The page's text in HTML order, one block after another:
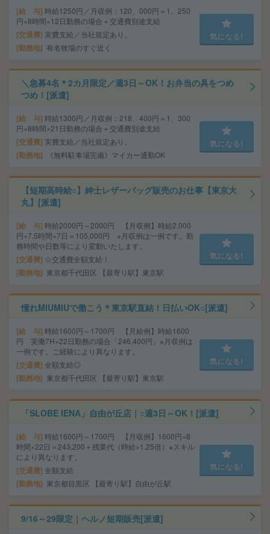
給 与 時給1250円／月収例：120、000円＝1、250
円×8時間×12日勤務の場合＋交通費別途支給
交通費 実費支給／当社規定あり。
勤務地 有名牧場のすぐ近く
気になる!
＼急募4名＊2カ月限定／週3日～OK！お弁当の具をつめ
つめ！[派遣]
給 与 時給1300円／月収例：218、400円＝1、300
円×8時間×21日勤務の場合＋交通費別途支給
交通費 実費支給／当社規定あり。
勤務地 《無料駐車場完備》マイカー通勤OK
気になる!
【短期高時給○】紳士レザーバッグ販売のお仕事【東京大
丸】[派遣]
給 与 時給2000円～2000円 【月収例】時給2,000
円×7.5時間×7日＝105,000円 ※月収例は一例です。勤
務時間や日数等により変動いたします。
交通費 ☆交通費全額支給！
勤務地 東京都千代田区 【最寄り駅】東京駅
気になる!
憧れMIUMIUで働こう＊東京駅直結！日払いOK○[派遣]
給 与 時給1600円～1700円 【月給例】時給1600
円 実働7H×22日勤務の場合「246,400円」※月収例は
一例です。ご経験により異なります。
交通費 全額支給◎
勤務地 東京都千代田区 【最寄り駅】東京駅
気になる!
「SLOBE IENA」自由が丘店｜○週3日～OK！[派遣]
給 与 時給1600円～1700円 【月収例】1600円×8
時間×22日＝243,200＋残業代（時給×1.25倍）※スキル
により異なります。
交通費 全額支給
勤務地 東京都目黒区 【最寄り駅】自由が丘駅
気になる!
9/16～29限定｜ヘルノ短期販売[派遣]